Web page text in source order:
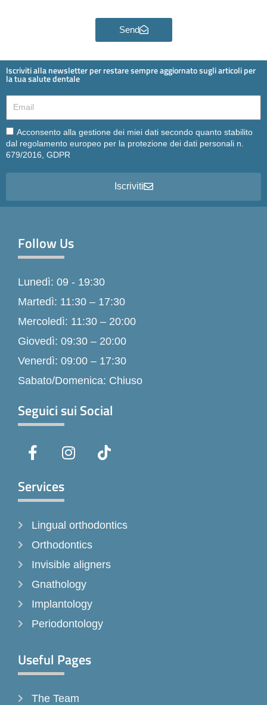
Send
Iscriviti alla newsletter per restare sempre aggiornato sugli articoli per
la tua salute dentale
Email
Email
Acconsento alla gestione dei miei dati secondo quanto stabilito
dal regolamento europeo per la protezione dei dati personali n.
679/2016, GDPR
Iscriviti
Follow Us
Lunedì: 09 - 19:30
Martedì: 11:30 – 17:30
Mercoledì: 11:30 – 20:00
Giovedì: 09:30 – 20:00
Venerdì: 09:00 – 17:30
Sabato/Domenica: Chiuso
Seguici sui Social
a
e
b
o
k
-
f
n
r
a
m
i
Services
Lingual orthodontics
Orthodontics
Invisible aligners
Gnathology
Implantology
Periodontology
Useful Pages
The Team